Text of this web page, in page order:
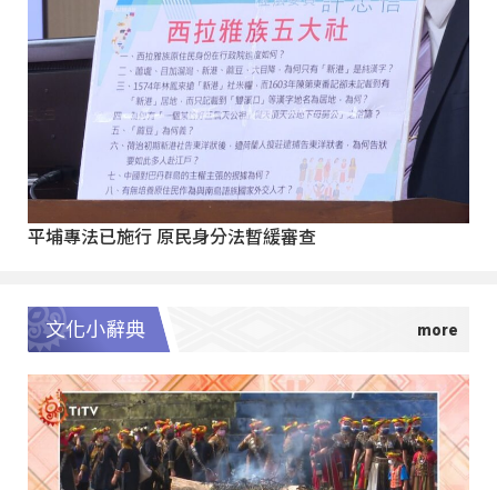
平埔專法已施行 原民身分法暫緩審查
文化小辭典